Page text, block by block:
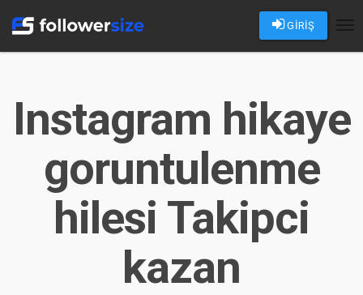
GİRİŞ
Instagram hikaye
goruntulenme
hilesi Takipci
kazan